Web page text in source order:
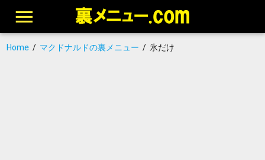
Home/ マクドナルドの裏メニュー / 氷だけ